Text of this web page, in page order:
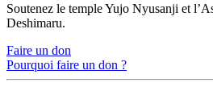
Soutenez le temple Yujo Nyusanji et
Deshimaru.
Faire un don
Pourquoi faire un don ?